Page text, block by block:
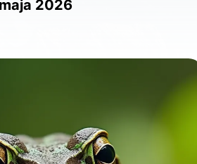
2026